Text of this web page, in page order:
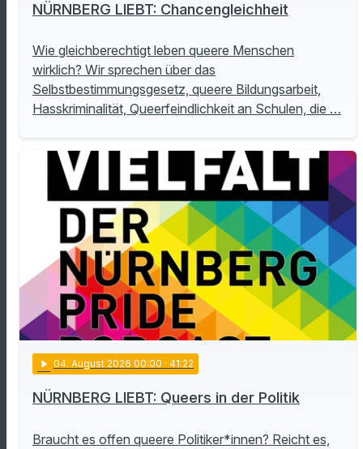
NÜRNBERG LIEBT: Chancengleichheit
Wie gleichberechtigt leben queere Menschen
wirklich? Wir sprechen über das
Selbstbestimmungsgesetz, queere Bildungsarbeit,
Hasskriminalität, Queerfeindlichkeit an Schulen, die …
play_arrow 04. August 2026 00:00 · 41:22
NÜRNBERG LIEBT: Queers in der Politik
Braucht es offen queere Politiker*innen? Reicht es,